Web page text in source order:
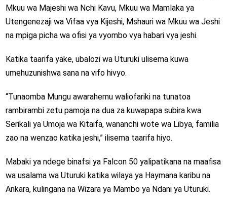
Mkuu wa Majeshi wa Nchi Kavu, Mkuu wa Mamlaka ya
Utengenezaji wa Vifaa vya Kijeshi, Mshauri wa Mkuu wa Jeshi
na mpiga picha wa ofisi ya vyombo vya habari vya jeshi.
Katika taarifa yake, ubalozi wa Uturuki ulisema kuwa
umehuzunishwa sana na vifo hivyo.
“Tunaomba Mungu awarahemu waliofariki na tunatoa
rambirambi zetu pamoja na dua za kuwapapa subira kwa
Serikali ya Umoja wa Kitaifa, wananchi wote wa Libya, familia
zao na wenzao katika jeshi,” ilisema taarifa hiyo.
Mabaki ya ndege binafsi ya Falcon 50 yalipatikana na maafisa
wa usalama wa Uturuki katika wilaya ya Haymana karibu na
Ankara, kulingana na Wizara ya Mambo ya Ndani ya Uturuki.